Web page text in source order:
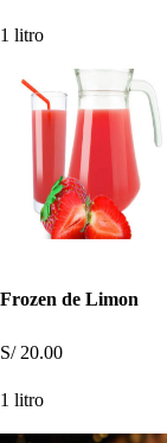
1 litro
Frozen de Limon
S/ 20.00
1 litro